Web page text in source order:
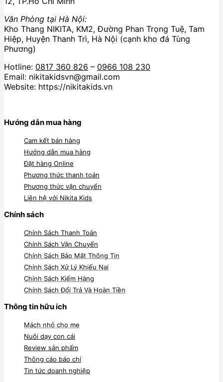
Văn Phòng tại Hà Nội:
Kho Thang NIKITA, KM2, Đường Phan Trọng Tuệ, Tam
Hiệp, Huyện Thanh Trì, Hà Nội (cạnh kho đá Tùng
Phương)
Hotline: 0817 360 826 – 0966 108 230
Email: nikitakidsvn@gmail.com
Website: https://nikitakids.vn
Hướng dẫn mua hàng
Cam kết bán hàng
Hướng dẫn mua hàng
Đặt hàng Online
Phương thức thanh toán
Phương thức vận chuyển
Liên hệ với Nikita Kids
Chính sách
Chính Sách Thanh Toán
Chính Sách Vận Chuyển
Chính Sách Bảo Mật Thông Tin
Chính Sách Xử Lý Khiếu Nại
Chính Sách Kiểm Hàng
Chính Sách Đổi Trả Và Hoàn Tiền
Thông tin hữu ích
Mách nhỏ cho mẹ
Nuôi dạy con cái
Review sản phẩm
Thông cáo báo chí
Tin tức doanh nghiệp